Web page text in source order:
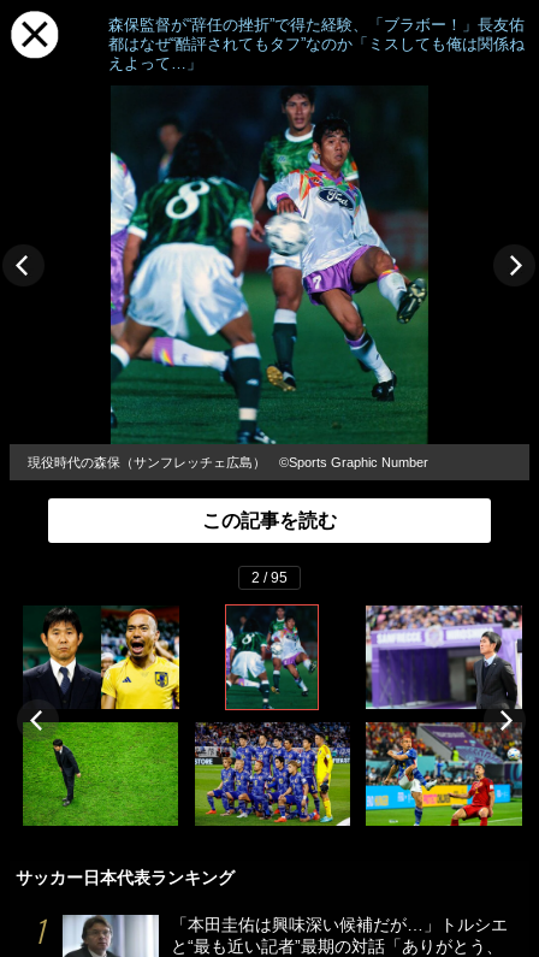
森保監督が“辞任の挫折”で得た経験、「ブラボー！」長友佑
都はなぜ“酷評されてもタフ”なのか「ミスしても俺は関係ね
えよって…」
現役時代の森保（サンフレッチェ広島） ©Sports Graphic Number
この記事を読む
2 / 95
サッカー日本代表ランキング
「本田圭佑は興味深い候補だが…」トルシエ
と“最も近い記者”最期の対話「ありがとう、